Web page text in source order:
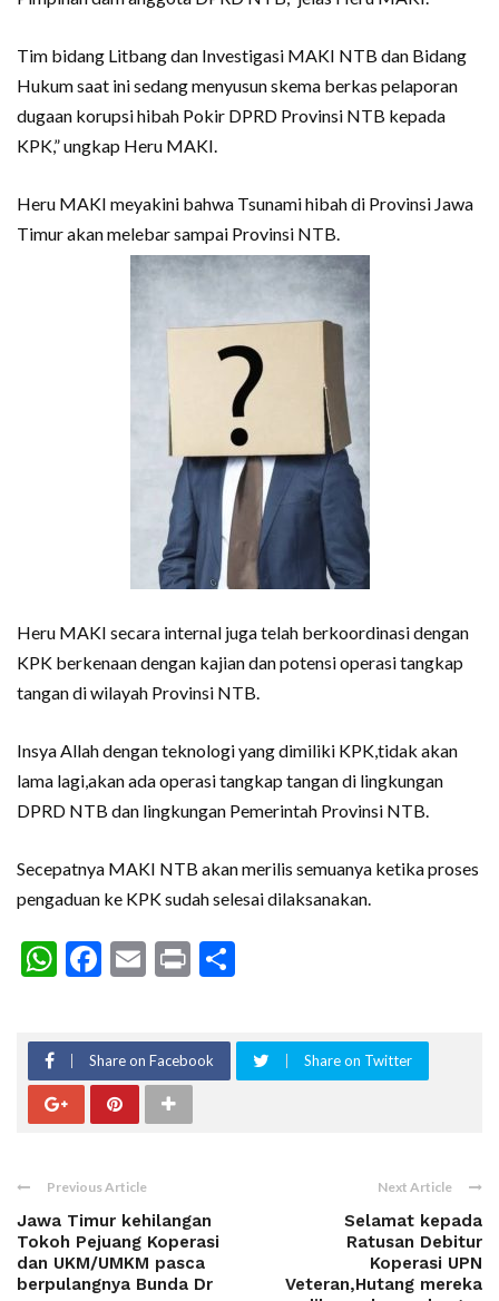
Tim bidang Litbang dan Investigasi MAKI NTB dan Bidang
Hukum saat ini sedang menyusun skema berkas pelaporan
dugaan korupsi hibah Pokir DPRD Provinsi NTB kepada
KPK,” ungkap Heru MAKI.
Heru MAKI meyakini bahwa Tsunami hibah di Provinsi Jawa
Timur akan melebar sampai Provinsi NTB.
Heru MAKI secara internal juga telah berkoordinasi dengan
KPK berkenaan dengan kajian dan potensi operasi tangkap
tangan di wilayah Provinsi NTB.
Insya Allah dengan teknologi yang dimiliki KPK,tidak akan
lama lagi,akan ada operasi tangkap tangan di lingkungan
DPRD NTB dan lingkungan Pemerintah Provinsi NTB.
Secepatnya MAKI NTB akan merilis semuanya ketika proses
pengaduan ke KPK sudah selesai dilaksanakan.
WhatsApp
Facebook
Email
Print
Share on Facebook Share on Twitter
Previous Article
Jawa Timur kehilangan
Tokoh Pejuang Koperasi
dan UKM/UMKM pasca
berpulangnya Bunda Dr
Next Article
Selamat kepada
Ratusan Debitur
Koperasi UPN
Veteran,Hutang mereka